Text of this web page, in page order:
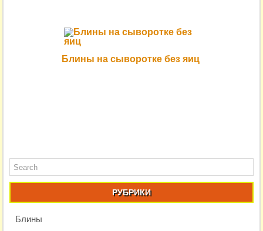
Блины на сыворотке без яиц
РУБРИКИ
Блины